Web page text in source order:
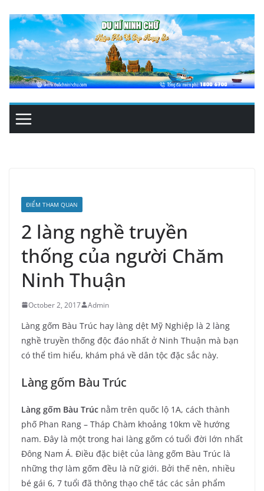
content
ĐIỂM THAM QUAN
2 làng nghề truyền
thống của người Chăm
Ninh Thuận
October 2, 2017 Admin
Làng gốm Bàu Trúc hay làng dệt Mỹ Nghiệp là 2 làng
nghề truyền thống độc đáo nhất ở Ninh Thuận mà bạn
có thể tìm hiểu, khám phá về dân tộc đặc sắc này.
Làng gốm Bàu Trúc
Làng gốm Bàu Trúc nằm trên quốc lộ 1A, cách thành
phố Phan Rang – Tháp Chàm khoảng 10km về hướng
nam. Đây là một trong hai làng gốm có tuổi đời lớn nhất
Đông Nam Á. Điều đặc biệt của làng gốm Bàu Trúc là
những thợ làm gốm đều là nữ giới. Bởi thế nên, nhiều
bé gái 6, 7 tuổi đã thông thạo chế tác các sản phẩm